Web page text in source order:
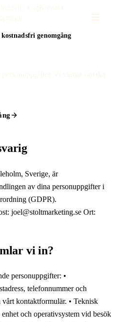
69 68
genomgång
Sverige, är
av dina personuppgifter i
(GDPR).
joel@stoltmarketing.se Ort:
vi in?
personuppgifter: •
telefonnummer och
kontaktformulär. • Teknisk
och operativsystem vid besök